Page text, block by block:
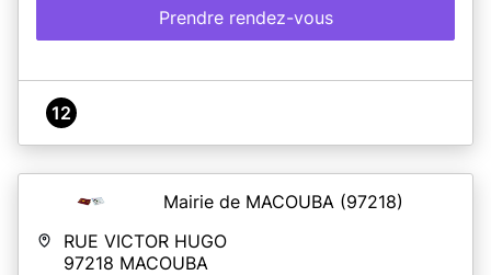
Prendre rendez-vous
12
Mairie de MACOUBA (97218)
RUE VICTOR HUGO
97218 MACOUBA